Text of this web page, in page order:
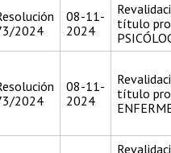
2024
08-11-
2024
título
2024
08-11-
2024
título